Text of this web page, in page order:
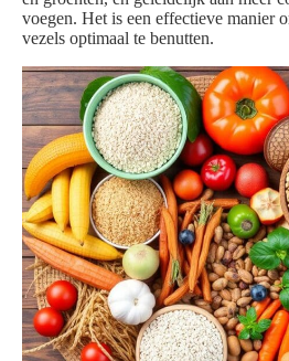
voegen. Het is een effectieve manier
vezels optimaal te benutten.